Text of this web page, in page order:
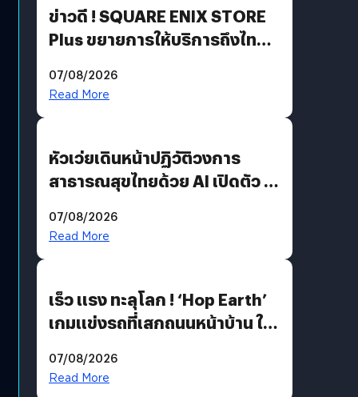
ข่าวดี ! SQUARE ENIX STORE
Plus ขยายการให้บริการถึงไทย
โดยตรง
07/08/2026
Read More
หัวเว่ยเดินหน้าปฏิวัติวงการ
สาธารณสุขไทยด้วย AI เปิดตัว 4
AI เพื่อการแพทย์ในประเทศไทย
07/08/2026
Read More
เร็ว แรง ทะลุโลก ! ‘Hop Earth’
เกมแข่งรถที่เสกถนนหน้าบ้าน ให้
07/08/2026
Read More